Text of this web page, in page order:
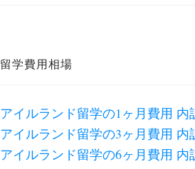
留学費用相場
アイルランド留学の1ヶ月費用 内
アイルランド留学の3ヶ月費用 内
アイルランド留学の6ヶ月費用 内